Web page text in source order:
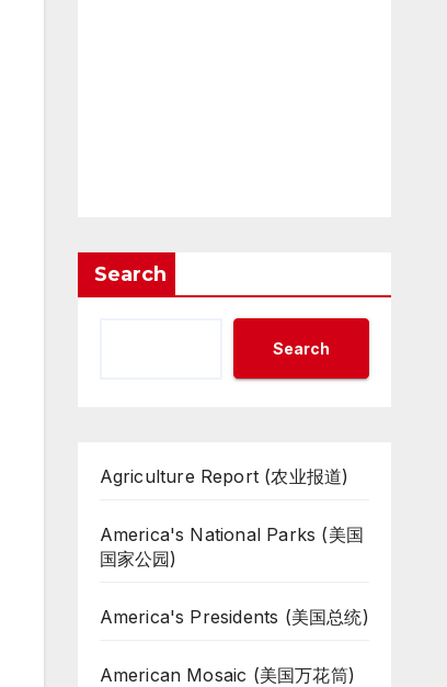
Search
Search
Agriculture Report (农业报道)
America's National Parks (美国
国家公园)
America's Presidents (美国总统)
American Mosaic (美国万花筒)